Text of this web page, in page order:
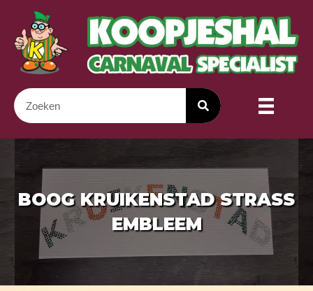
BOOG KRUIKENSTAD STRASS
EMBLEEM